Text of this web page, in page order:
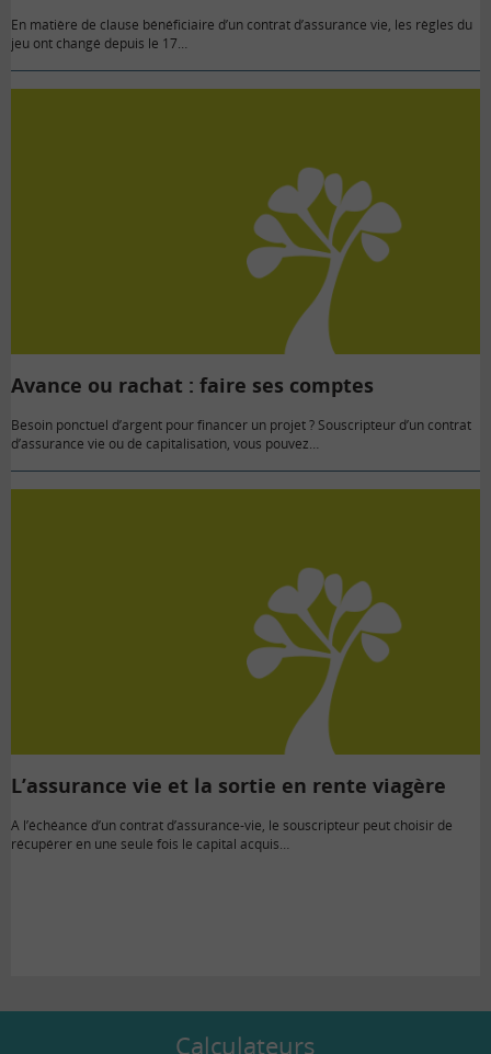
En matière de clause bénéficiaire d’un contrat d’assurance vie, les règles du
jeu ont changé depuis le 17…
Avance ou rachat : faire ses comptes
Besoin ponctuel d’argent pour financer un projet ? Souscripteur d’un contrat
d’assurance vie ou de capitalisation, vous pouvez…
L’assurance vie et la sortie en rente viagère
A l’échéance d’un contrat d’assurance-vie, le souscripteur peut choisir de
récupérer en une seule fois le capital acquis…
Calculateurs